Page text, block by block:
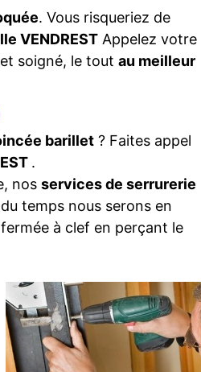
. Vous risqueriez de
VENDREST Appelez votre
soigné, le tout au meilleur
barillet ? Faites appel
.
nos services de serrurerie
temps nous serons en
à clef en perçant le